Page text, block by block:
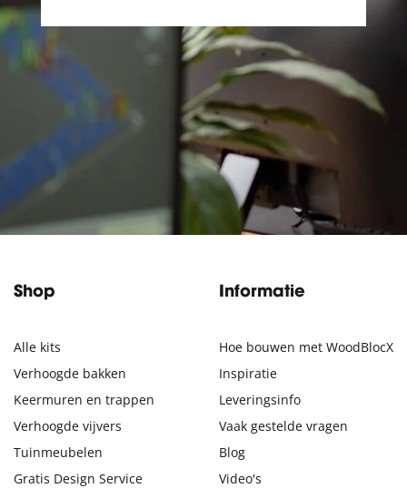
Shop
Alle kits
Verhoogde bakken
Keermuren en trappen
Verhoogde vijvers
Tuinmeubelen
Gratis Design Service
Informatie
Hoe bouwen met WoodBlocX
Inspiratie
Leveringsinfo
Vaak gestelde vragen
Blog
Video's